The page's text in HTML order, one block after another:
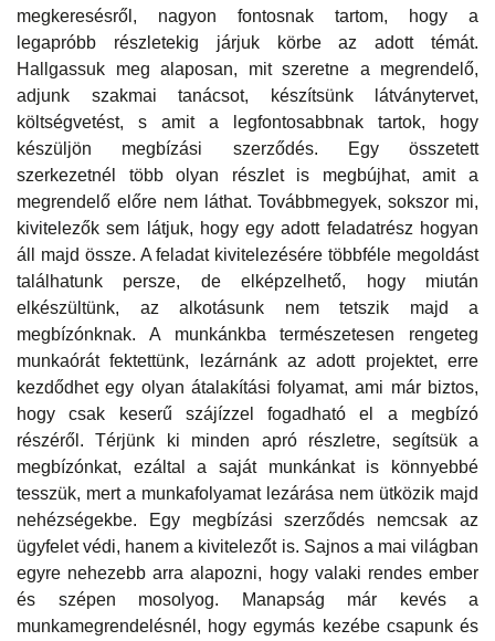
megkeresésről, nagyon fontosnak tartom, hogy a
legapróbb részletekig járjuk körbe az adott témát.
Hallgassuk meg alaposan, mit szeretne a megrendelő,
adjunk szakmai tanácsot, készítsünk látványtervet,
költségvetést, s amit a legfontosabbnak tartok, hogy
készüljön megbízási szerződés. Egy összetett
szerkezetnél több olyan részlet is megbújhat, amit a
megrendelő előre nem láthat. Továbbmegyek, sokszor mi,
kivitelezők sem látjuk, hogy egy adott feladatrész hogyan
áll majd össze. A feladat kivitelezésére többféle megoldást
találhatunk persze, de elképzelhető, hogy miután
elkészültünk, az alkotásunk nem tetszik majd a
megbízónknak. A munkánkba természetesen rengeteg
munkaórát fektettünk, lezárnánk az adott projektet, erre
kezdődhet egy olyan átalakítási folyamat, ami már biztos,
hogy csak keserű szájízzel fogadható el a megbízó
részéről. Térjünk ki minden apró részletre, segítsük a
megbízónkat, ezáltal a saját munkánkat is könnyebbé
tesszük, mert a munkafolyamat lezárása nem ütközik majd
nehézségekbe. Egy megbízási szerződés nemcsak az
ügyfelet védi, hanem a kivitelezőt is. Sajnos a mai világban
egyre nehezebb arra alapozni, hogy valaki rendes ember
és szépen mosolyog. Manapság már kevés a
munkamegrendelésnél, hogy egymás kezébe csapunk és